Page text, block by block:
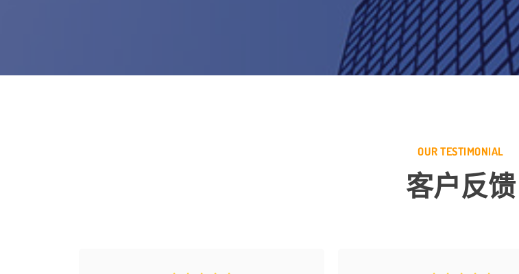
OUR TESTIMONIAL
客户反馈